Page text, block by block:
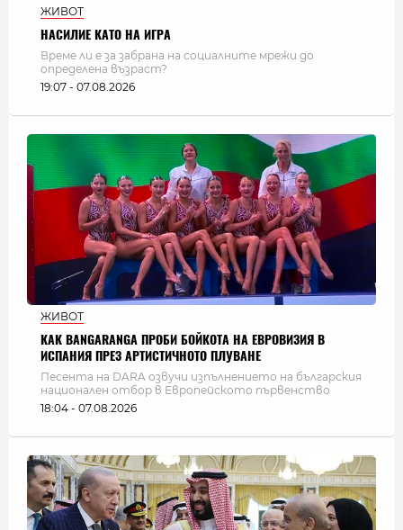
ЖИВОТ
НАСИЛИЕ КАТО НА ИГРА
Време ли е за забрана на социалните мрежи до
определена възраст?
19:07 - 07.08.2026
ЖИВОТ
КАК BANGARANGA ПРОБИ БОЙКОТА НА ЕВРОВИЗИЯ В
ИСПАНИЯ ПРЕЗ АРТИСТИЧНОТО ПЛУВАНЕ
Песента на DARA озвучи изпълнението на българския
национален отбор в Европейското първенство
18:04 - 07.08.2026